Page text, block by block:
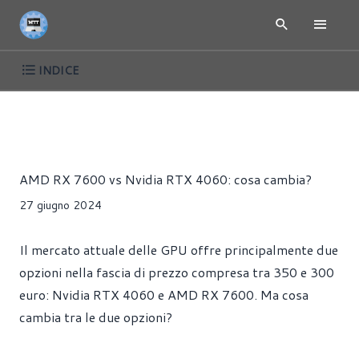
INDICE
AMD RX 7600 vs Nvidia RTX 4060: cosa cambia?
27 giugno 2024
Il mercato attuale delle GPU offre principalmente due
opzioni nella fascia di prezzo compresa tra 350 e 300
euro: Nvidia RTX 4060 e AMD RX 7600. Ma cosa
cambia tra le due opzioni?